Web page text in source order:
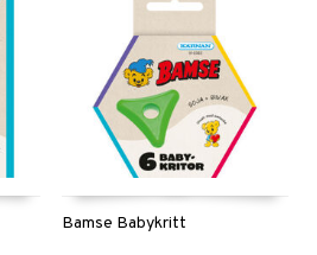
Bamse Babykritt